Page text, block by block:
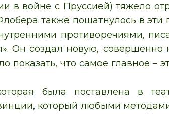
войне с Пруссией) тяжело
также пошатнулось в эти
противоречиями,
Он создал новую, совершенно
что самое главное –
была поставлена в
который любыми